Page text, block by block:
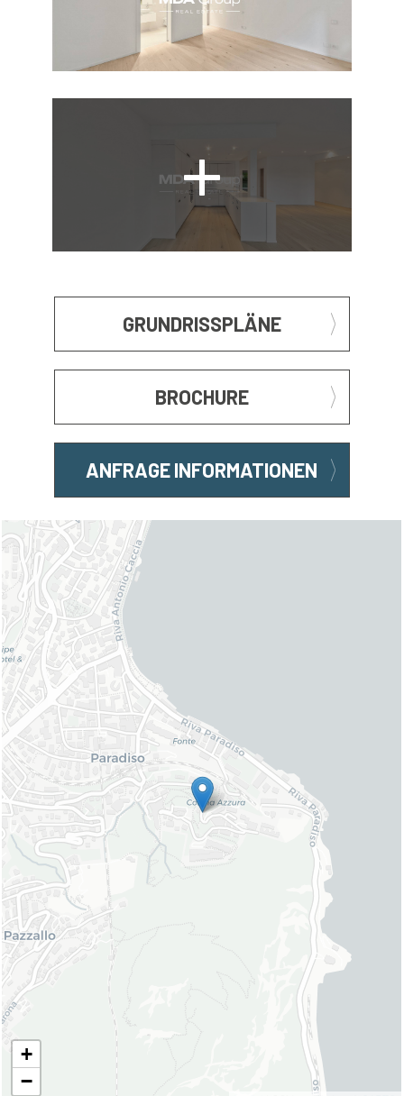
GRUNDRISSPLÄNE
BROCHURE
ANFRAGE INFORMATIONEN
+
−